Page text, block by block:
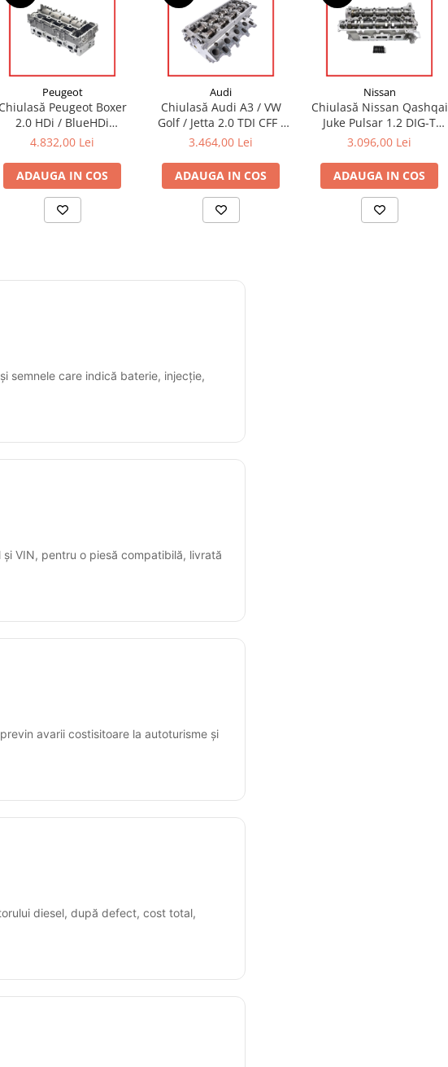
Peugeot
Chiulasă Peugeot Boxer
2.0 HDi / BlueHDi
DW10FUD Euro 6 –
| OEM compatibil
4.832,00 Lei
ADAUGA IN COS
Audi
Chiulasă Audi A3 / VW
Golf / Jetta 2.0 TDI CFF /
CFH / CLCA – 03L103351 |
3.464,00 Lei
ADAUGA IN COS
Nissan
Chiulasă Nissan Qashqai
Juke Pulsar 1.2 DIG-T
HR12DDT HRA2DDT
3.096,00 Lei
ADAUGA IN COS
semnele care indică baterie, injecție,
VIN, pentru o piesă compatibilă, livrată
avarii costisitoare la autoturisme și
diesel, după defect, cost total,